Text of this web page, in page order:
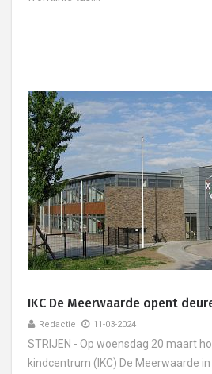
IKC De Meerwaarde opent
Redactie 11-03-2024
STRIJEN - Op woensdag 20 maart
kindcentrum (IKC) De Meerwaarde